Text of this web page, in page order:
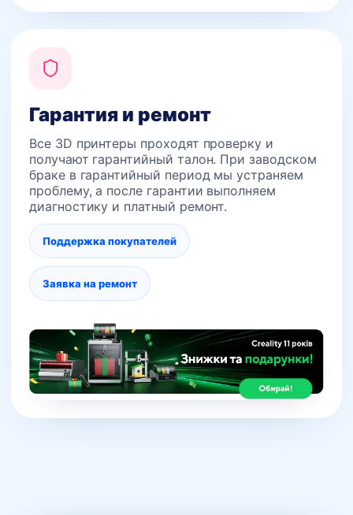
Гарантия и ремонт
Все 3D принтеры проходят проверку и
получают гарантийный талон. При заводском
браке в гарантийный период мы устраняем
проблему, а после гарантии выполняем
диагностику и платный ремонт.
Поддержка покупателей
Заявка на ремонт